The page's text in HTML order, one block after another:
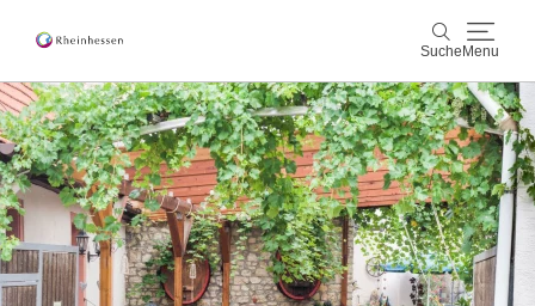
Suche Menu
Suche
Wein & Genuss
Aktiv & Natur
Kultur & Städte